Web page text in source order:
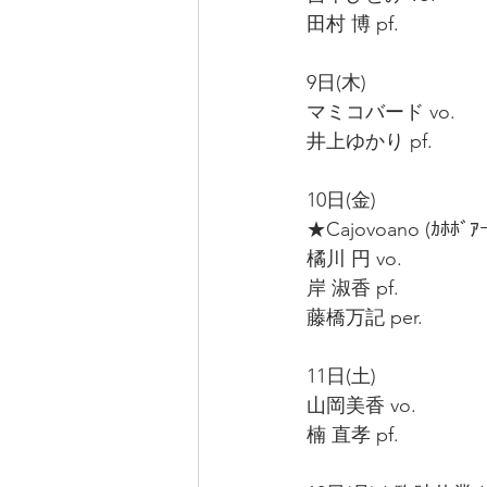
田村 博 pf.
9日(木)
マミコバード vo.
井上ゆかり pf.
10日(金)
★Cajovoano (ｶﾎﾎﾞ
橘川 円 vo.
岸 淑香 pf.
藤橋万記 per.
11日(土)
山岡美香 vo.
楠 直孝 pf.